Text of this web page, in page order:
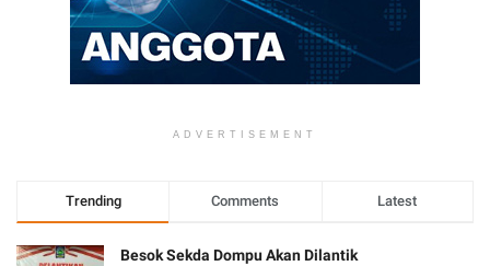
ADVERTISEMENT
Trending Comments Latest
Besok Sekda Dompu Akan Dilantik